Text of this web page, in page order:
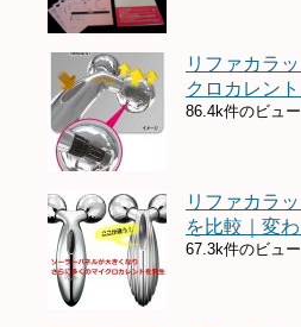
リファカラ
クロカレン
86.4k件のビュー
リファカラ
を比較｜変
67.3k件のビュー